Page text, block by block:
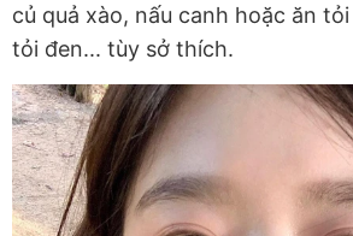
củ quả xào, nấu canh hoặc ăn
tỏi đen... tùy sở thích.